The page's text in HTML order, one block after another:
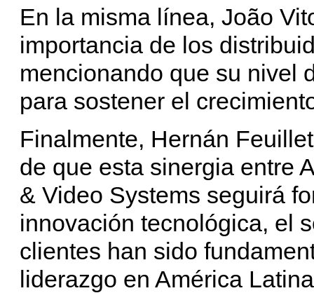
En la misma línea, João
importancia de los
mencionando que su nivel
para sostener el
Finalmente, Hernán
de que esta sinergia entre
& Video Systems seguirá
innovación tecnológica, el
clientes han sido
liderazgo en América